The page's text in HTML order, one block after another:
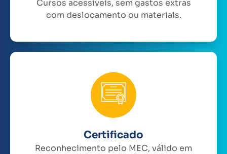
Cursos acessíveis, sem gastos extras
com deslocamento ou materiais.
Certificado
Reconhecimento pelo MEC, válido em